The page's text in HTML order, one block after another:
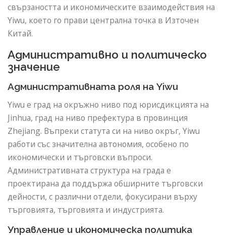
свързаността и икономическите взаимодействия на
Yiwu, което го прави централна точка в Източен
Китай.
Административно и политическо
значение
Административната роля на Yiwu
Yiwu е град на окръжно ниво под юрисдикцията на
Jinhua, град на ниво префектура в провинция
Zhejiang. Въпреки статута си на ниво окръг, Yiwu
работи със значителна автономия, особено по
икономически и търговски въпроси.
Административната структура на града е
проектирана да поддържа обширните търговски
дейности, с различни отдели, фокусирани върху
търговията, търговията и индустрията.
Управление и икономическа политика